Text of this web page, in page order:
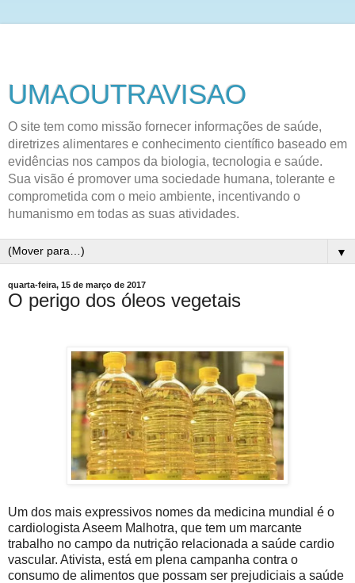
UMAOUTRAVISAO
O site tem como missão fornecer informações de saúde,
diretrizes alimentares e conhecimento científico baseado em
evidências nos campos da biologia, tecnologia e saúde.
Sua visão é promover uma sociedade humana, tolerante e
comprometida com o meio ambiente, incentivando o
humanismo em todas as suas atividades.
▼
quarta-feira, 15 de março de 2017
O perigo dos óleos vegetais
Um dos mais expressivos nomes da medicina mundial é o
cardiologista Aseem Malhotra, que tem um marcante
trabalho no campo da nutrição relacionada a saúde cardio
vascular. Ativista, está em plena campanha contra o
consumo de alimentos que possam ser prejudiciais a saúde